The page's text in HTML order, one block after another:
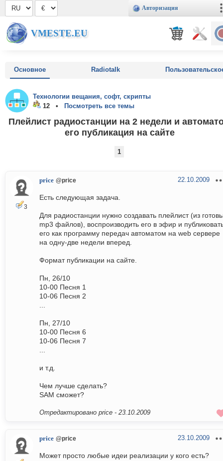
Авторизация
VMESTE.EU
Основное Radiotalk
Технологии вещания, софт, скрипты
12 •
Посмотреть все темы
Плейлист радиостанции на 2 недели и
его публикация на сайте
1
3
price @price 22.10.2009
Есть следующая задача.
Для радиостанции нужно создавать плейлист (из
mp3 файлов), воспроизводить его в эфир и
его как программу передач автоматом на web сервере
на одну-две недели вперед.
Формат публикации на сайте.
Пн, 26/10
10-00 Песня 1
10-06 Песня 2
Пн, 27/10
10-00 Песня 6
10-06 Песня 7
и т.д.
Чем лучше сделать?
SAM сможет?
Отредактировано price - 23.10.2009
price @price 23.10.2009
Может просто любые идеи реализации у кого есть?